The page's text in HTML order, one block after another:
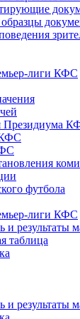
лиги КФС
Президиума
футбола
лиги КФС
и результаты
таблица
и результаты